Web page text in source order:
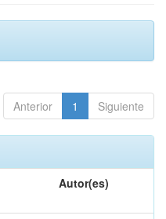
Anterior 1 Siguiente
Autor(es)